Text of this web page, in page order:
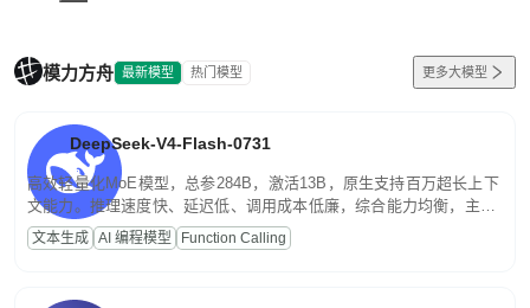
模力方舟 最新模型 热门模型 更多大模型
DeepSeek-V4-Flash-0731
高效轻量化MoE模型，总参284B，激活13B，原生支持百万超长上下
文能力。推理速度快、延迟低、调用成本低廉，综合能力均衡，主打
高并发、轻量化任务，适合日常对话、内容创作、基础 RAG、批量
文案处理等普惠刚需场景。
文本生成 AI 编程模型 Function Calling